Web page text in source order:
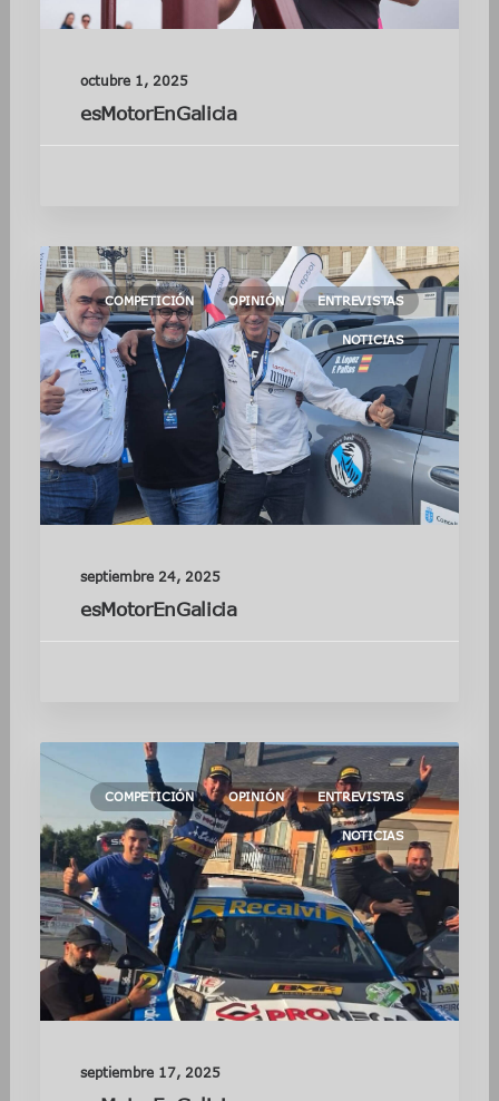
octubre 1, 2025
esMotorEnGalicia
COMPETICIÓN OPINIÓN ENTREVISTAS
NOTICIAS
septiembre 24, 2025
esMotorEnGalicia
COMPETICIÓN OPINIÓN ENTREVISTAS
NOTICIAS
septiembre 17, 2025